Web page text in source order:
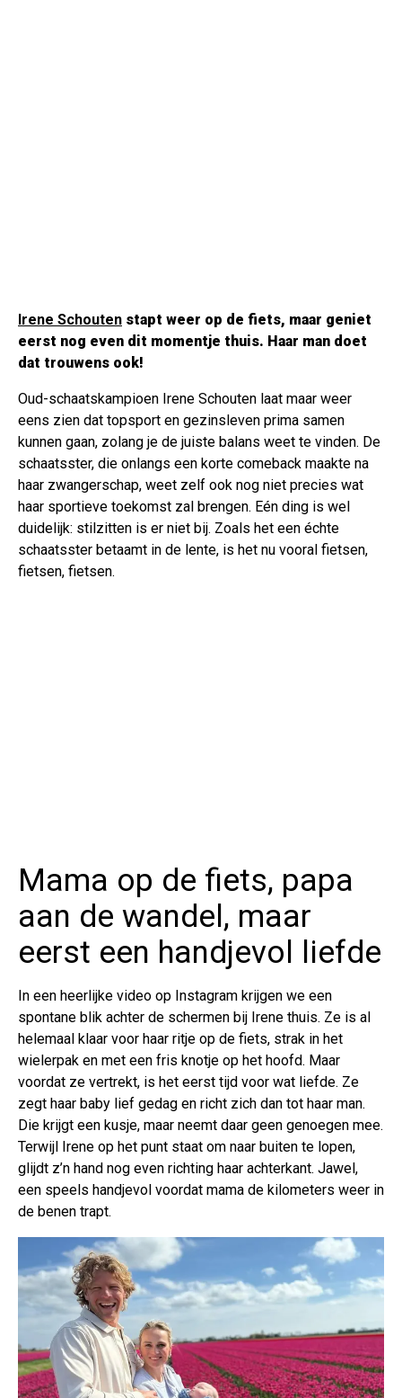
Irene Schouten stapt weer op de fiets, maar geniet
eerst nog even dit momentje thuis. Haar man doet
dat trouwens ook!
Oud-schaatskampioen Irene Schouten laat maar weer
eens zien dat topsport en gezinsleven prima samen
kunnen gaan, zolang je de juiste balans weet te vinden. De
schaatsster, die onlangs een korte comeback maakte na
haar zwangerschap, weet zelf ook nog niet precies wat
haar sportieve toekomst zal brengen. Eén ding is wel
duidelijk: stilzitten is er niet bij. Zoals het een échte
schaatsster betaamt in de lente, is het nu vooral fietsen,
fietsen, fietsen.
Mama op de fiets, papa
aan de wandel, maar
eerst een handjevol liefde
In een heerlijke video op Instagram krijgen we een
spontane blik achter de schermen bij Irene thuis. Ze is al
helemaal klaar voor haar ritje op de fiets, strak in het
wielerpak en met een fris knotje op het hoofd. Maar
voordat ze vertrekt, is het eerst tijd voor wat liefde. Ze
zegt haar baby lief gedag en richt zich dan tot haar man.
Die krijgt een kusje, maar neemt daar geen genoegen mee.
Terwijl Irene op het punt staat om naar buiten te lopen,
glijdt z’n hand nog even richting haar achterkant. Jawel,
een speels handjevol voordat mama de kilometers weer in
de benen trapt.